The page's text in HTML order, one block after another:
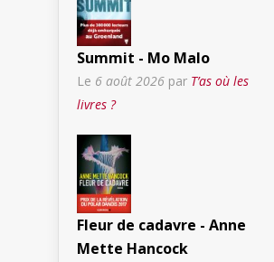
Summit - Mo Malo
Le 6 août 2026 par T’as où les
livres ?
Fleur de cadavre - Anne
Mette Hancock